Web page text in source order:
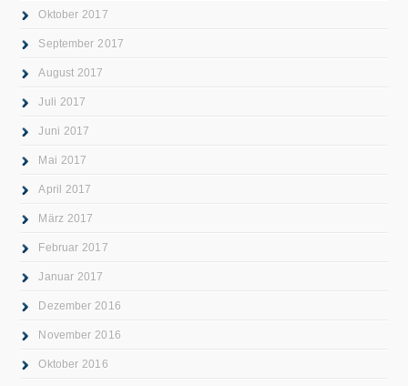
Oktober 2017
September 2017
August 2017
Juli 2017
Juni 2017
Mai 2017
April 2017
März 2017
Februar 2017
Januar 2017
Dezember 2016
November 2016
Oktober 2016